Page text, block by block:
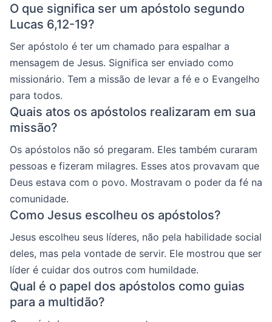
O que significa ser um apóstolo segundo
Lucas 6,12-19?
Ser apóstolo é ter um chamado para espalhar a
mensagem de Jesus. Significa ser enviado como
missionário. Tem a missão de levar a fé e o Evangelho
para todos.
Quais atos os apóstolos realizaram em sua
missão?
Os apóstolos não só pregaram. Eles também curaram
pessoas e fizeram milagres. Esses atos provavam que
Deus estava com o povo. Mostravam o poder da fé na
comunidade.
Como Jesus escolheu os apóstolos?
Jesus escolheu seus líderes, não pela habilidade social
deles, mas pela vontade de servir. Ele mostrou que ser
líder é cuidar dos outros com humildade.
Qual é o papel dos apóstolos como guias
para a multidão?